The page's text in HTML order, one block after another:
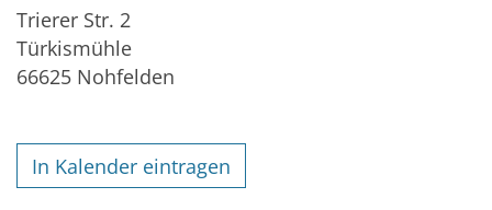
Trierer Str. 2
Türkismühle
66625 Nohfelden
In Kalender eintragen